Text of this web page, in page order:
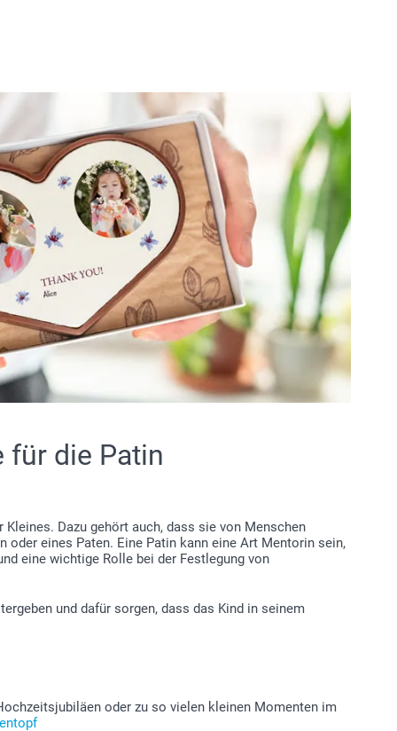
für die Patin
Dazu gehört auch, dass sie von Menschen
eines Paten. Eine Patin kann eine Art Mentorin sein,
eine wichtige Rolle bei der Festlegung von
und dafür sorgen, dass das Kind in seinem
oder zu so vielen kleinen Momenten im